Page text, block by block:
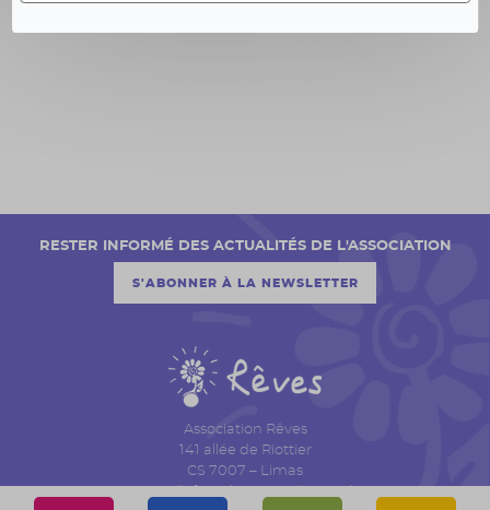
Association Rêves
141 allée de Riottier
CS 7007 – Limas
RESTER INFORMÉ DES ACTUALITÉS DE L'ASSOCIATION
S'ABONNER À LA NEWSLETTER